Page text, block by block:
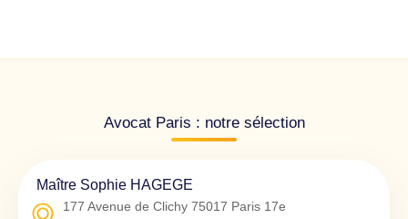
Avocat Paris : notre sélection
Maître Sophie HAGEGE
177 Avenue de Clichy 75017 Paris 17e